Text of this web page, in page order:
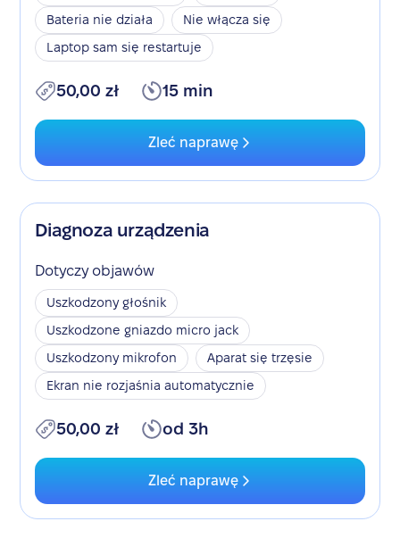
Bateria nie działa
Nie włącza się
Laptop sam się restartuje
50,00 zł 15 min
Zleć naprawę
Diagnoza urządzenia
Dotyczy objawów
Uszkodzony głośnik
Uszkodzone gniazdo micro jack
Uszkodzony mikrofon
Aparat się trzęsie
Ekran nie rozjaśnia automatycznie
50,00 zł od 3h
Zleć naprawę